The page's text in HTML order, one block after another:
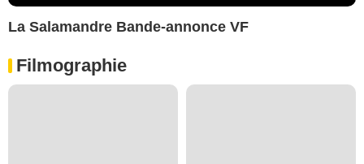
La Salamandre Bande-annonce VF
Filmographie